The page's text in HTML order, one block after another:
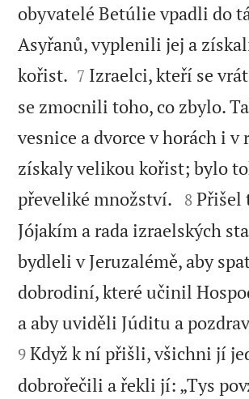
obyvatelé Betúlie vpadli do
Asyřanů, vyplenili jej a
kořist. 

7 Izraelci, kteří se
se zmocnili toho, co zbylo.
vesnice a dvorce v horách i v
získaly velikou kořist; bylo
převeliké množství. 

8 Přišel
Jójakím a rada izraelských
bydleli v Jeruzalémě, aby
dobrodiní, které učinil
a aby uviděli Júditu a
9 Když k ní přišli, všichni jí
dobrořečili a řekli jí: „Tys